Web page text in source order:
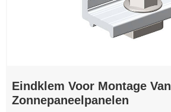
Eindklem Voor Montage Van
Zonnepaneelpanelen